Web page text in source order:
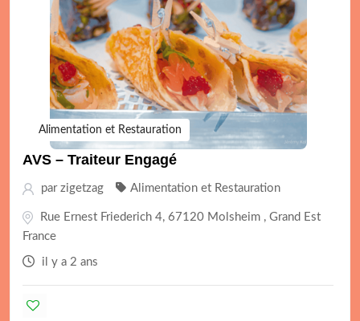
Alimentation et Restauration
AVS – Traiteur Engagé
par zigetzag Alimentation et Restauration
Rue Ernest Friederich 4, 67120 Molsheim , Grand Est
France
il y a 2 ans